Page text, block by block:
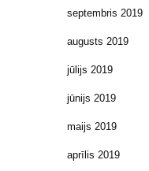
septembris 2019
augusts 2019
jūlijs 2019
jūnijs 2019
maijs 2019
aprīlis 2019